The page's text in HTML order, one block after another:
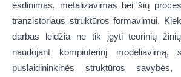
ėsdinimas, metalizavimas bei šių
tranzistoriaus struktūros formavimui.
darbas leidžia ne tik įgyti teorinių
naudojant kompiuterinį
puslaidininkinės struktūros